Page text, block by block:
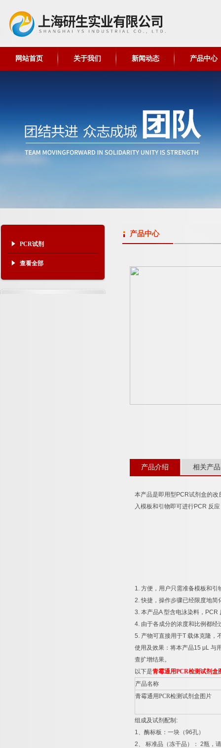
网站首页 关于我们 新闻动态 产品中心
PCR试剂
查看全部
产品中心
产品介绍 相关产品
本产品是即用型 PCR试剂盒的改
入模板和引物即可进行PCR 反
1. 方便，用户只需准备模板和引
2.快捷，操作步骤已经限度地简
3. 本产品A型含电泳染料， PCR
4. 由于各成分的浓度和比例都
5. 产物可直接用于T 载体克隆，
使用及效果：将本产品15 μL 与
查扩增结果。
以下是青霉通用PCR检测试剂盒
产品名称
青霉通用PCR检测试剂盒图片
组成及试剂配制 :
1、酶标板：一块（96孔）
2、 标准品（冻干品）： 2瓶，